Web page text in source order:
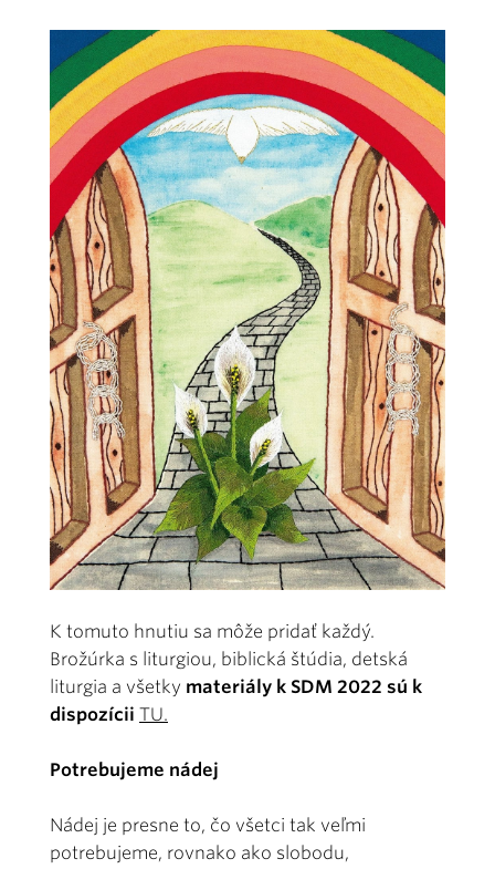
K tomuto hnutiu sa môže pridať každý.
Brožúrka s liturgiou, biblická štúdia, detská
liturgia a všetky materiály k SDM 2022 sú k
dispozícii TU.
Potrebujeme nádej
Nádej je presne to, čo všetci tak veľmi
potrebujeme, rovnako ako slobodu,